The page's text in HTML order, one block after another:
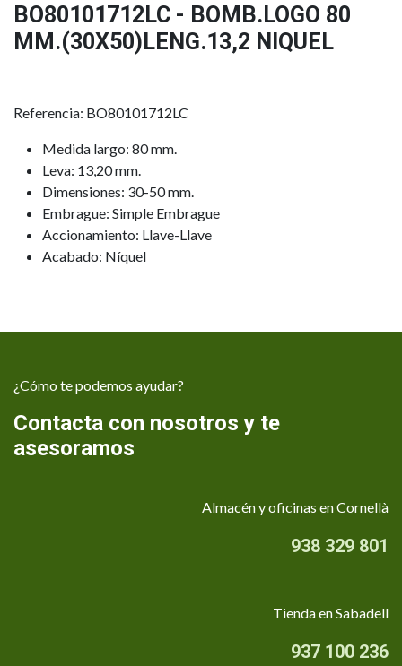
BO80101712LC - BOMB.LOGO 80
MM.(30X50)LENG.13,2 NIQUEL
Referencia: BO80101712LC
Medida largo: 80 mm.
Leva: 13,20 mm.
Dimensiones: 30-50 mm.
Embrague: Simple Embrague
Accionamiento: Llave-Llave
Acabado: Níquel
¿Cómo te podemos ayudar?
Contacta con nosotros y te
asesoramos
Almacén y oficinas en Cornellà
938 329 801
Tienda en Sabadell
937 100 236